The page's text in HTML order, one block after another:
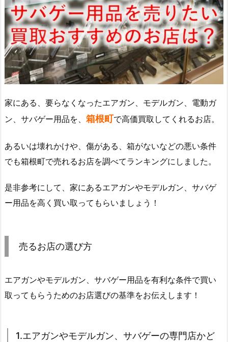
家にある、要らなくなったエアガン、モデルガン、電動ガ
ン、サバゲー用品を、 箱根町で高価買取してくれるお店。
あるいは壊れかけや、傷がある、箱がないなどの悪い条件
でも箱根町で売れるお店を調べてランキングにしました。
是非参考にして、家にあるエアガンやモデルガン、サバゲ
ー用品を高く買い取ってもらいましょう！
売るお店の選び方
エアガンやモデルガン、サバゲー用品を有利な条件で買い
取ってもらうためのお店選びの基準をお伝えします！
1.エアガンやモデルガン、サバゲーの専門店かど